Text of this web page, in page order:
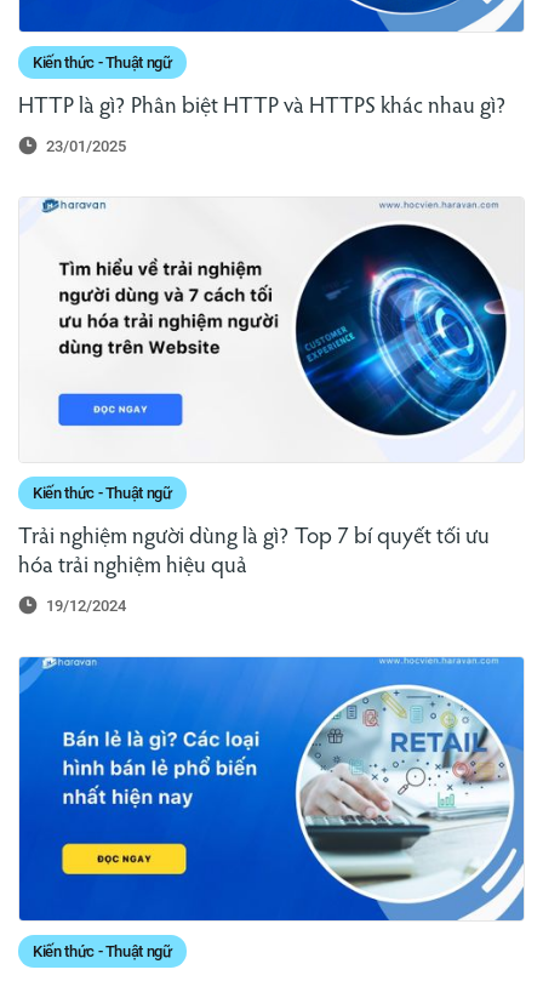
Kiến thức - Thuật ngữ
HTTP là gì? Phân biệt HTTP và HTTPS khác nhau gì?
23/01/2025
Kiến thức - Thuật ngữ
Trải nghiệm người dùng là gì? Top 7 bí quyết tối ưu
hóa trải nghiệm hiệu quả
19/12/2024
Kiến thức - Thuật ngữ